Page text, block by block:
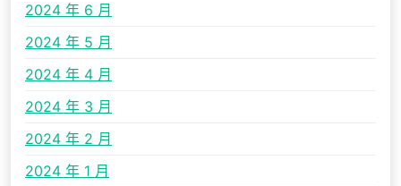
2024 年 6 月
2024 年 5 月
2024 年 4 月
2024 年 3 月
2024 年 2 月
2024 年 1 月